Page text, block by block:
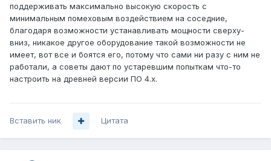
поддерживать максимально высокую скорость с
минимальным помеховым воздействием на соседние,
благодаря возможности устанавливать мощности сверху-
вниз, никакое другое оборудование такой возможности не
имеет, вот все и боятся его, потому что сами ни разу с ним не
работали, а советы дают по устаревшим попыткам что-то
настроить на древней версии ПО 4.х.
Вставить ник Цитата